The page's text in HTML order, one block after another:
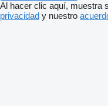
Al hacer clic aquí, muestra
privacidad y nuestro